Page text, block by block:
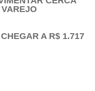
A R$ 1.717